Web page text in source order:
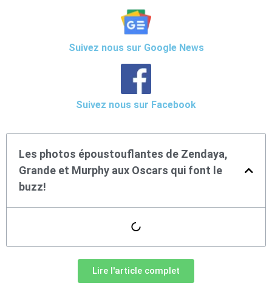
Suivez nous sur Google News
Suivez nous sur Facebook
Les photos époustouflantes de Zendaya,
Grande et Murphy aux Oscars qui font le
buzz!
Lire l'article complet